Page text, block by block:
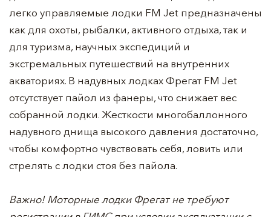
легко управляемые лодки FM Jet предназначены
как для охоты, рыбалки, активного отдыха, так и
для туризма, научных экспедиций и
экстремальных путешествий на внутренних
акваториях. В надувных лодках Фрегат FM Jet
отсутствует пайол из фанеры, что снижает вес
собранной лодки. Жесткости многобаллонного
надувного днища высокого давления достаточно,
чтобы комфортно чувствовать себя, ловить или
стрелять с лодки стоя без пайола.
Важно! Моторные лодки Фрегат не требуют